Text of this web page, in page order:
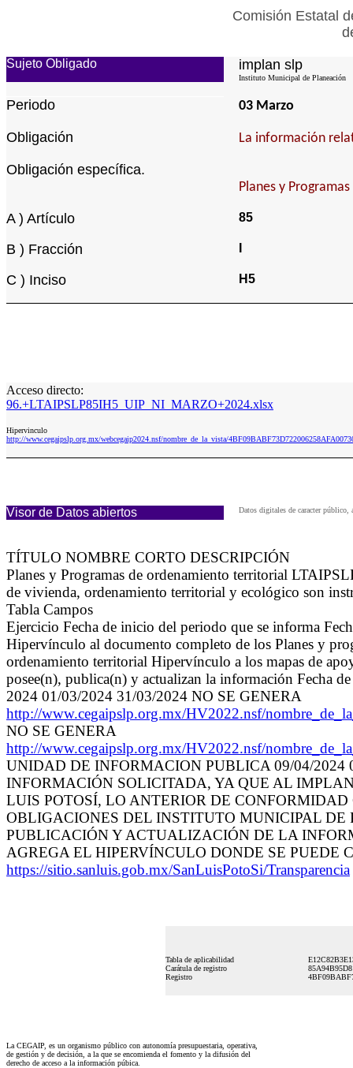
Comisión Estatal
Sujeto Obligado implan slp
Instituto Municipal de Planeación
Periodo 03 Marzo
Obligación La información
Obligación específica.
Planes y
A ) Artículo 85
B ) Fracción
C ) Inciso H5
Acceso directo:
96.+LTAIPSLP85IH5_UIP_NI_MARZO+2024.xlsx
Hipervinculo
http://www.cegaipslp.org.mx/webcegaip2024.nsf/nombre_de_la_vista/
Visor de Datos abiertos Datos digitales de caracter
TÍTULO NOMBRE CORTO DESCRIPCIÓN
Planes y Programas de ordenamiento territorial
de vivienda, ordenamiento territorial y ecológico son
Tabla Campos
Ejercicio Fecha de inicio del periodo que se informa
Hipervínculo al documento completo de los Planes y
ordenamiento territorial Hipervínculo a los mapas de
posee(n), publica(n) y actualizan la información Fecha
2024 01/03/2024 31/03/2024 NO SE GENERA
http://www.cegaipslp.org.mx/HV2022.nsf/
NO SE GENERA
http://www.cegaipslp.org.mx/HV2022.nsf/
UNIDAD DE INFORMACION PUBLICA 09/04/2024
INFORMACIÓN SOLICITADA, YA QUE AL
LUIS POTOSÍ, LO ANTERIOR DE
OBLIGACIONES DEL INSTITUTO MUNICIPAL
PUBLICACIÓN Y ACTUALIZACIÓN DE LA
AGREGA EL HIPERVÍNCULO DONDE SE PUEDE
https://sitio.sanluis.gob.mx/SanLuisPotoSi/Transparencia
Tabla de aplicabilidad
Carátula de registro
Registro
La CEGAIP, es un organismo público con autonomía presupuestaria, operativa,
de gestión y de decisión, a la que se encomienda el fomento y la difusión del
derecho de acceso a la información púbica.